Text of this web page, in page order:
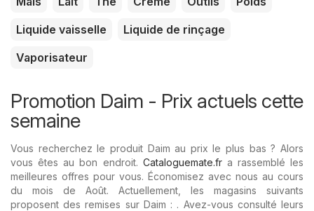
Liquide vaisselle
Liquide de rinçage
Vaporisateur
Promotion Daim - Prix ​​actuels cette
semaine
Vous recherchez le produit Daim au prix le plus bas ? Alors
vous êtes au bon endroit. Cataloguemate.fra rassemblé les
meilleures offres pour vous. Économisez avec nous au cours
du mois de Août. Actuellement, les magasins suivants
proposent des remises sur Daim : . Avez-vous consulté leurs